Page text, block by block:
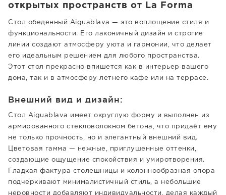
открытых пространств от La Forma
Стол обеденный Aiguablava — это воплощение стиля и
функциональности. Его лаконичный дизайн и строгие
линии создают атмосферу уюта и гармонии, что делает
его идеальным решением для любого пространства.
Этот стол прекрасно впишется как в интерьер вашего
дома, так и в атмосферу летнего кафе или на террасе.
Внешний вид и дизайн:
Стол Aiguablava имеет округлую форму и выполнен из
армированного стекловолокном бетона, что придаёт ему
не только прочность, но и элегантный внешний вид.
Цветовая гамма — нежные, приглушенные оттенки,
создающие ощущение спокойствия и умиротворения.
Гладкая фактура столешницы и колоннообразная опора
подчеркивают минималистичный стиль, а небольшие
неровности добавляют индивидуальности, делая каждый